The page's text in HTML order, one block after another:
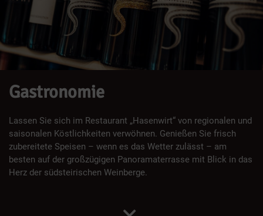
Gastronomie
Lassen Sie sich im Restaurant „Hasenwirt“ von regionalen und
saisonalen Köstlichkeiten verwöhnen. Genießen Sie frisch
zubereitete Speisen – wenn es das Wetter zulässt – am
besten auf der großzügigen Panoramaterrasse mit Blick in das
Herz der südsteirischen Weinberge.